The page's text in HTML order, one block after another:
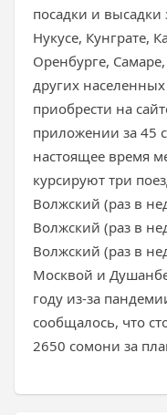
посадки и
Нукусе, Кунграте,
Оренбурге,
других
приобрести на
приложении за 45
настоящее время
курсируют три
Волжский (раз в
Волжский (раз в
Волжский (раз в
Москвой и
году из-за
сообщалось, что
2650 сомони за